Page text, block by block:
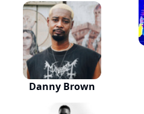
Danny Brown